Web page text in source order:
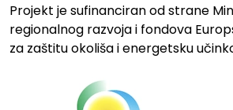
Projekt je sufinanciran od strane
regionalnog razvoja i fondova
za zaštitu okoliša i energetsku